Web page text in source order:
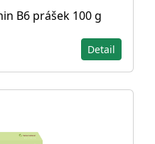
B6 prášek 100 g
Detail